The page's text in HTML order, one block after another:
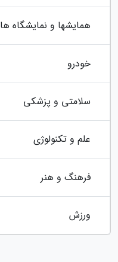
همایشها و نمایشگاه ها
خودرو
سلامتی و پزشکی
علم و تکنولوژی
فرهنگ و هنر
ورزش